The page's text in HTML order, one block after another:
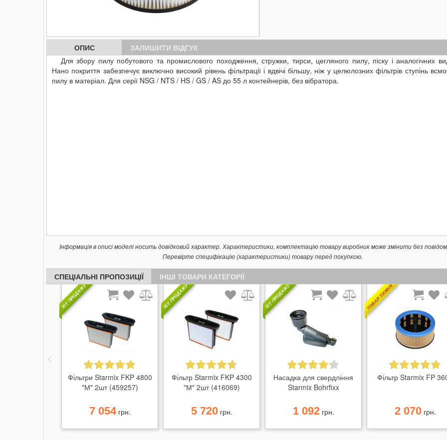
ОПИС
ЗАЛИШИТИ ВІДГУК
Для збору пилу побутового та промислового походження, стружки, тирси, цегляного пилу, піску і аналогічних
Нано покриття забезпечує виключно високий рівень фільтрації і вдвічі більшу, ніж у целюлозних фільтрів ступінь
пилу в матеріал. Для серії NSG / NTS / HS / GS / AS до 55 л контейнерів, без вібратора.
Інформація в описі моделі носить довідковий характер. Характеристики, комплектацію товару виробник може змінити без
Перевірте специфікацію (характеристики) товару перед покупкою.
СПЕЦІАЛЬНІ ПРОПОЗИЦІЇ ІНШІ ТОВАРИ КАТЕГОРІЇ
ХІТ ПРОДАЖУ
Фільтри Starmix FKP 4800
"М" 2шт (459257)
7 054грн.
ХІТ ПРОДАЖУ
Фільтр Starmix FKP 4300
"М" 2шт (416069)
5 720грн.
ХІТ ПРОДАЖУ
Насадка для свердління
Starmix Bohrfixx
1 092грн.
ТОВАР ТИЖНЯ
Фільтр Starmix FP
2 070грн.